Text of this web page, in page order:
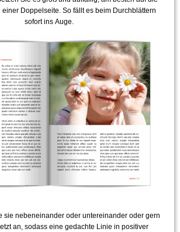
Doppelseite. So fällt es beim Durchblättern
sofort ins Auge.
sie nebeneinander oder untereinander oder gern
an, sodass eine gedachte Linie in positiver